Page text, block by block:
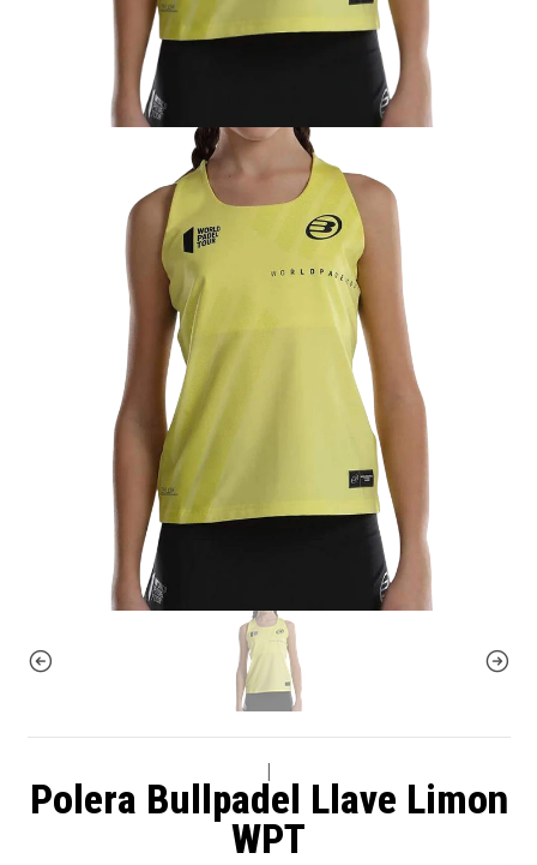
Polera Bullpadel Llave Limon
WPT